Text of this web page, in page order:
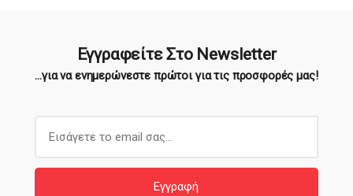
Εγγραφείτε Στο Newsletter
...για να ενημερώνεστε πρώτοι για τις προσφορές μας!
a
Εγγραφή